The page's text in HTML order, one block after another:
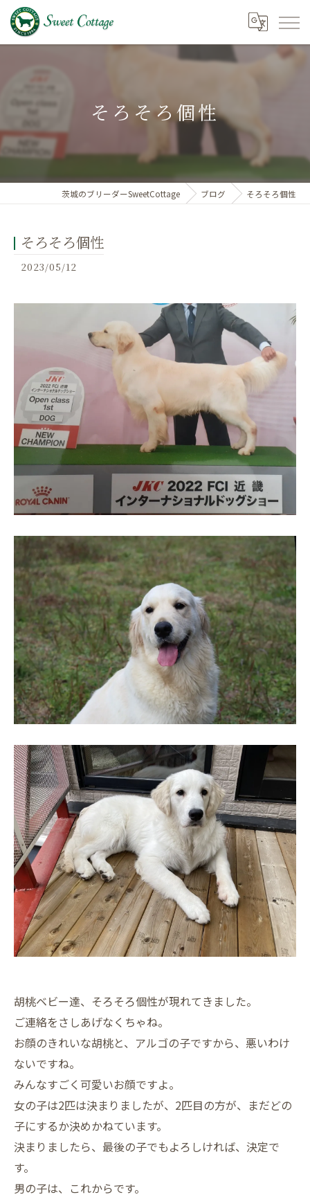
そろそろ個性
茨城のブリーダーSweetCottage ブログ そろそろ個性
そろそろ個性
2023/05/12
胡桃ベビー達、そろそろ個性が現れてきました。
ご連絡をさしあげなくちゃね。
お顔のきれいな胡桃と、アルゴの子ですから、悪いわけ
ないですね。
みんなすごく可愛いお顔ですよ。
女の子は2匹は決まりましたが、2匹目の方が、まだどの
子にするか決めかねています。
決まりましたら、最後の子でもよろしければ、決定で
す。
男の子は、これからです。